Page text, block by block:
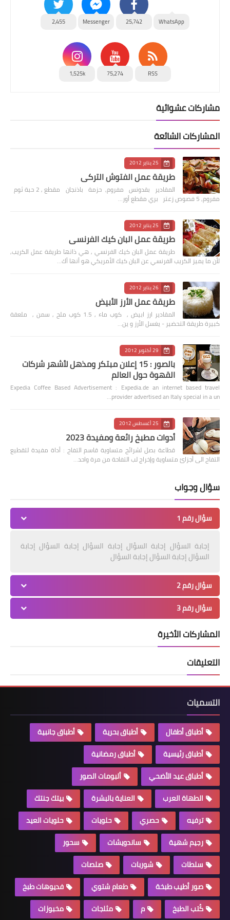
WhatsApp
25,742
Messenger
2,455
RSS
75,274
1,525k
مشاركات عشوائية
المشاركات الشائعة
25 يناير 2012
طريقة عمل الفتوش التركي
المقادير بقدونس مفروم, حزمة باذنجان مقطع , 2 حبة ثوم
مفروم, 5 فصوص زعتر بري مقطع أور…
25 يناير 2012
طريقة عمل البان كيك الفرنسي
طريقة عمل البان كيك الفرنسي , هي ذاتها طريقة عمل الكريب,
لأن ما يميز الكريب الفرنسي عن البان كيك الأمريكي هو أنها أك…
26 يناير 2012
طريقة عمل الأرز الأبيض
المقادير ارز ابيض , كوب ماء , 1.5 كوب ملح , سمن , ملعقة
كبيرة طريقة التحضير - يغسل الأرز و ين…
29 أكتوبر 2012
بالصور : 15 إعلان مبتكر ومذهل لأشهر شركات
القهوة حول العالم
Expedia Coffee Based Advertisement : Expedia.de an internet based travel
provider advertised an Italy special in a un…
25 أغسطس 2012
أدوات مطبخ رائعة ومفيدة 2023
قطاعة بصل لشرائح متساوية قاسم التفاح : أداة مفيدة لتقطيع
التفاح الى أجزائ متساوية وإخراج لب التفاحة من مرة واحد…
سؤال وجواب
سؤال رقم 1
إجابة السؤال إجابة السؤال إجابة السؤال إجابة السؤال إجابة
السؤال إجابة السؤال إجابة السؤال
سؤال رقم 2
سؤال رقم 3
المشاركات الأخيرة
التعليقات
التسميات
أطباق أطفال أطباق بحرية
أطباق جانبية
أطباق رئيسية
أطباق رمضانية
أطباق عيد الأضحي
ألبومات الصور
الطهاة العرب
العناية بالبشرة
بيتك جنتك
ترفيه
حصري حلويات
حلويات العيد
رجيم شهية
ساندويشات
سحور
سلطات
شوربات
صلصات
صور أطيب طبخة
طعام شتوي
فديوهات طبخ
كُتب الطبخ
م مثلجات مخبوزات